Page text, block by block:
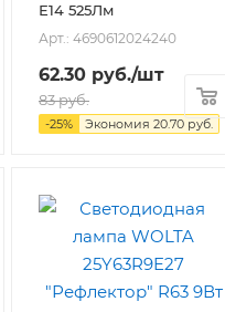
Е14 525Лм
Арт.: 4690612024240
62.30 руб./шт
83руб.
-25% Экономия 20.70 руб.